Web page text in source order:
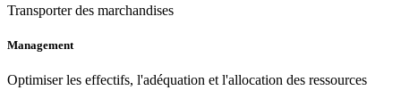
Transporter des marchandises
Management
Optimiser les effectifs, l'adéquation et l'allocation des ressources